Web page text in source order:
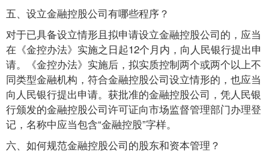
五、设立金融控股公司有哪些程序？
对于已具备设立情形且拟申请设立金融控股公司的，应当
在《金控办法》实施之日起12个月内，向人民银行提出申
请。《金控办法》实施后，拟实质控制两个或两个以上不
同类型金融机构，符合金融控股公司设立情形的，也应当
向人民银行提出申请。获批准的金融控股公司，凭人民银
行颁发的金融控股公司许可证向市场监督管理部门办理登
记，名称中应当包含“金融控股”字样。
六、如何规范金融控股公司的股东和资本管理？